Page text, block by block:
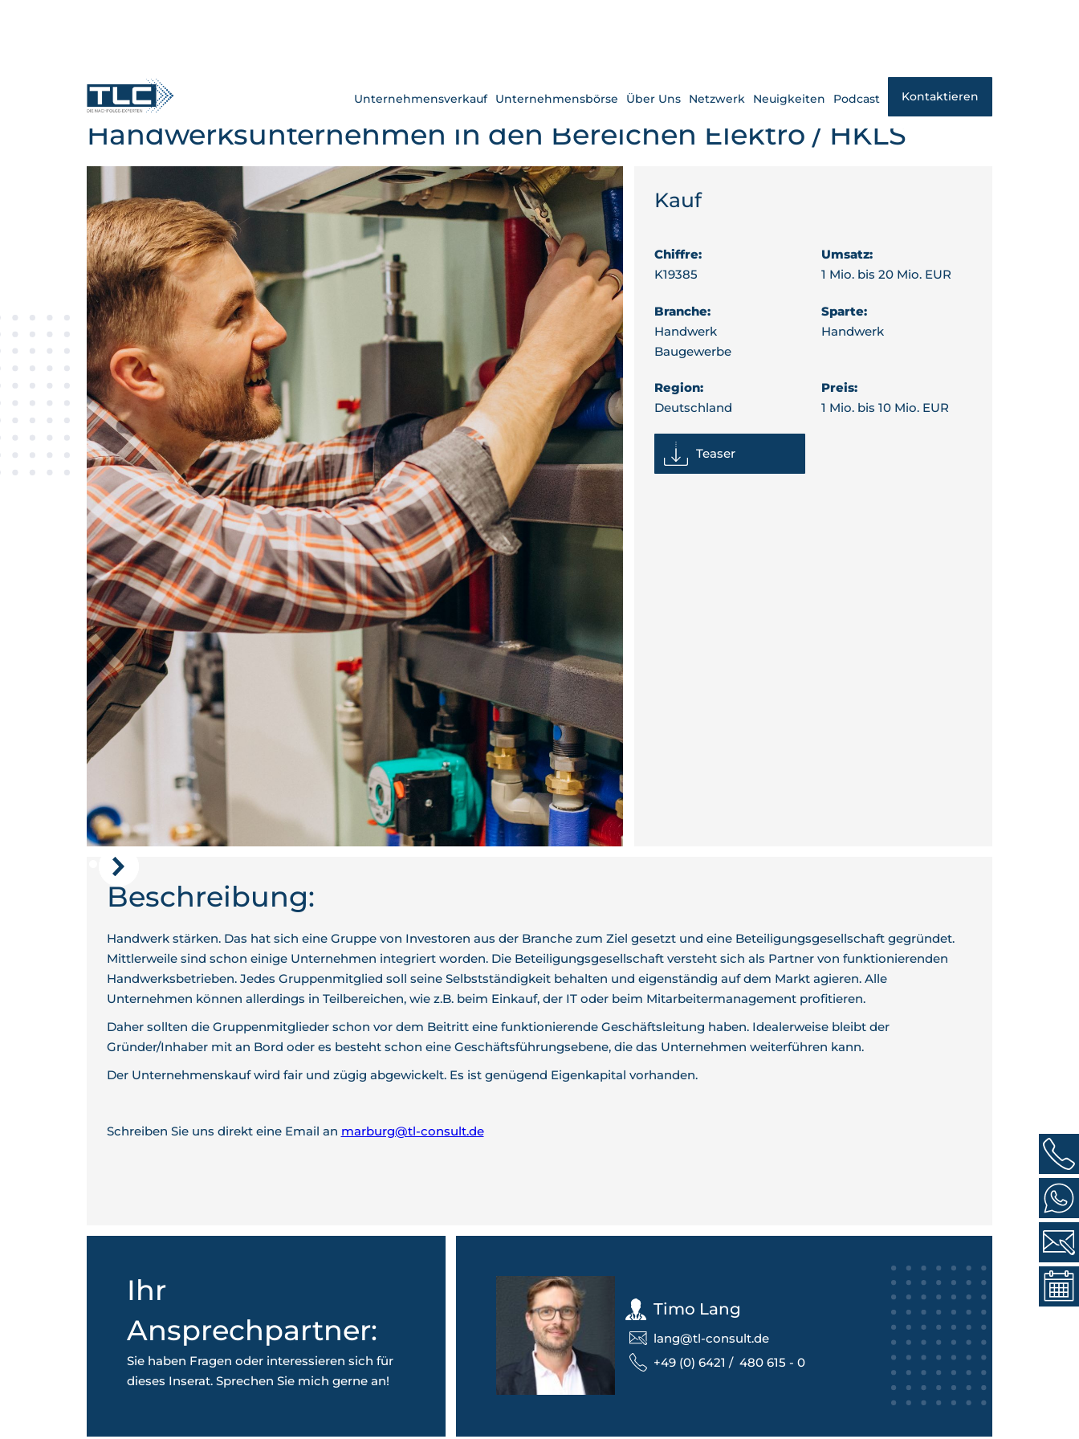
Unternehmensverkauf Unternehmensbörse Über Uns Netzwerk Neuigkeiten Podcast Kontaktieren
Handwerksunternehmen in den Bereichen Elektro / HKLS
Kauf
Chiffre:
K19385
Umsatz:
1 Mio. bis 20 Mio. EUR
Branche:
Handwerk
Baugewerbe
Sparte:
Handwerk
Region:
Deutschland
Preis:
1 Mio. bis 10 Mio. EUR
Teaser
Beschreibung:
Handwerk stärken. Das hat sich eine Gruppe von Investoren aus der Branche zum Ziel gesetzt und eine Beteiligungsgesellschaft gegründet.
Mittlerweile sind schon einige Unternehmen integriert worden. Die Beteiligungsgesellschaft versteht sich als Partner von funktionierenden
Handwerksbetrieben. Jedes Gruppenmitglied soll seine Selbstständigkeit behalten und eigenständig auf dem Markt agieren. Alle
Unternehmen können allerdings in Teilbereichen, wie z.B. beim Einkauf, der IT oder beim Mitarbeitermanagement profitieren.
Daher sollten die Gruppenmitglieder schon vor dem Beitritt eine funktionierende Geschäftsleitung haben. Idealerweise bleibt der
Gründer/Inhaber mit an Bord oder es besteht schon eine Geschäftsführungsebene, die das Unternehmen weiterführen kann.
Der Unternehmenskauf wird fair und zügig abgewickelt. Es ist genügend Eigenkapital vorhanden.
Schreiben Sie uns direkt eine Email an marburg@tl-consult.de
Ihr
Ansprechpartner:
Sie haben Fragen oder interessieren sich für
dieses Inserat. Sprechen Sie mich gerne an!
Timo Lang
lang@tl-consult.de
+49 (0) 6421 / 480 615 - 0